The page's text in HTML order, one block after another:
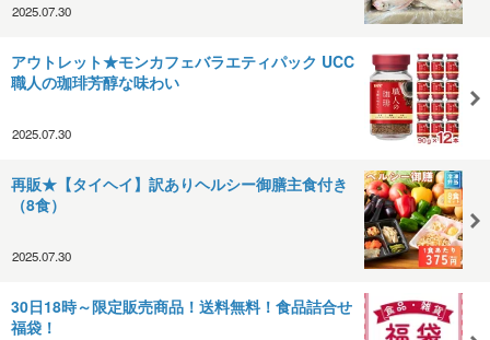
2025.07.30
アウトレット★モンカフェバラエティパック UCC
職人の珈琲芳醇な味わい
2025.07.30
再販★【タイヘイ】訳ありヘルシー御膳主食付き
（8食）
2025.07.30
30日18時～限定販売商品！送料無料！食品詰合せ
福袋！